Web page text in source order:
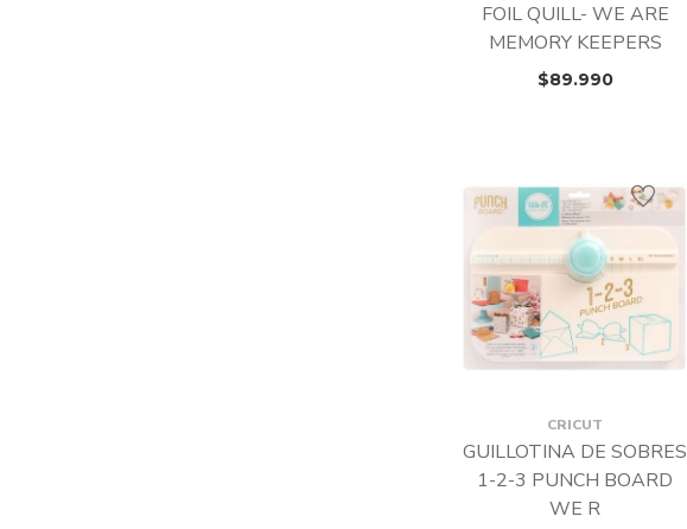
FOIL QUILL- WE ARE
MEMORY KEEPERS
$89.990
CRICUT
GUILLOTINA DE SOBRES
1-2-3 PUNCH BOARD
WE R